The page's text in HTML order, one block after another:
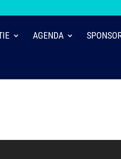
AGENDA